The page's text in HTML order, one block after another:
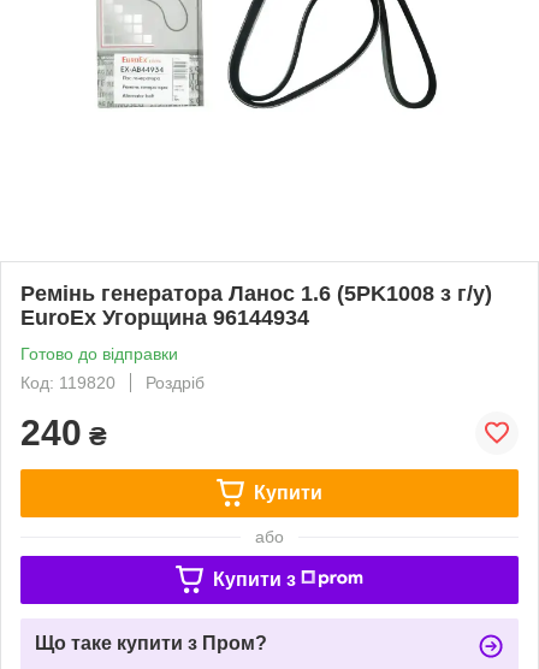
Ремінь генератора Ланос 1.6 (5PK1008 з г/у)
EuroEx Угорщина 96144934
Готово до відправки
Код: 119820
Роздріб
240 ₴
Купити
або
Купити з
Що таке купити з Пром?